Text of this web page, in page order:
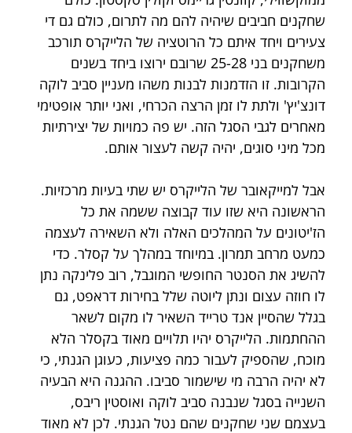
שחקנים חביבים שיהיה להם מה לתרום, כולם גם די
צעירים ויחד איתם כל הרוטציה של הלייקרס תורכב
משחקנים בני 25-28 שרובם ירוצו ביחד בשנים
הקרובות. זו הזדמנות לבנות משהו מעניין סביב לוקה
דונצ'יץ' ולתת לו זמן הרצה הכרחי, ואני יותר אופטימי
מאחרים לגבי הסגל הזה. יש פה כמויות של יצירתיות
מכל מיני סוגים, יהיה קשה לעצור אותם.
אבל למייקאובר של הלייקרס יש שתי בעיות מרכזיות.
הראשונה היא שזו עוד קבוצה ששמה את כל
הז'יטונים על המהלכים האלה ולא השאירה לעצמה
כמעט מרחב תמרון. במיוחד במהלך על קסלר. כדי
להשיג את הסנטר החופשי המוגבל, רוב פלינקה נתן
לו חוזה עצום ונתן ליוטה שלל בחירות דראפט, גם
בגלל שהסיין אנד טרייד השאיר לו מקום לשאר
ההחתמות. הלייקרס יהיו תלויים מאוד בקסלר הלא
מוכח, שהספיק לעבור כמה פציעות, כעוגן הגנתי, כי
לא יהיה הרבה מי שישמור סביבו. ההגנה היא הבעיה
השנייה בסגל שנבנה סביב לוקה ואוסטין ריבס,
בעצמם שני שחקנים שהם נטל הגנתי. לכן לא מאוד